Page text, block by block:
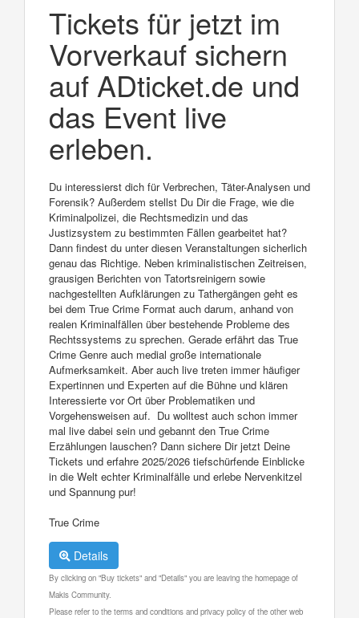
Tickets für jetzt im
Vorverkauf sichern
auf ADticket.de und
das Event live
erleben.
Du interessierst dich für Verbrechen, Täter-Analysen und
Forensik? Außerdem stellst Du Dir die Frage, wie die
Kriminalpolizei, die Rechtsmedizin und das
Justizsystem zu bestimmten Fällen gearbeitet hat?
Dann findest du unter diesen Veranstaltungen sicherlich
genau das Richtige. Neben kriminalistischen Zeitreisen,
grausigen Berichten von Tatortsreinigern sowie
nachgestellten Aufklärungen zu Tathergängen geht es
bei dem True Crime Format auch darum, anhand von
realen Kriminalfällen über bestehende Probleme des
Rechtssystems zu sprechen. Gerade erfährt das True
Crime Genre auch medial große internationale
Aufmerksamkeit. Aber auch live treten immer häufiger
Expertinnen und Experten auf die Bühne und klären
Interessierte vor Ort über Problematiken und
Vorgehensweisen auf. Du wolltest auch schon immer
mal live dabei sein und gebannt den True Crime
Erzählungen lauschen? Dann sichere Dir jetzt Deine
Tickets und erfahre 2025/2026 tiefschürfende Einblicke
in die Welt echter Kriminalfälle und erlebe Nervenkitzel
und Spannung pur!
True Crime
Details
By clicking on "Buy tickets" and "Details" you are leaving the homepage of
Makis Community.
Please refer to the terms and conditions and privacy policy of the other web